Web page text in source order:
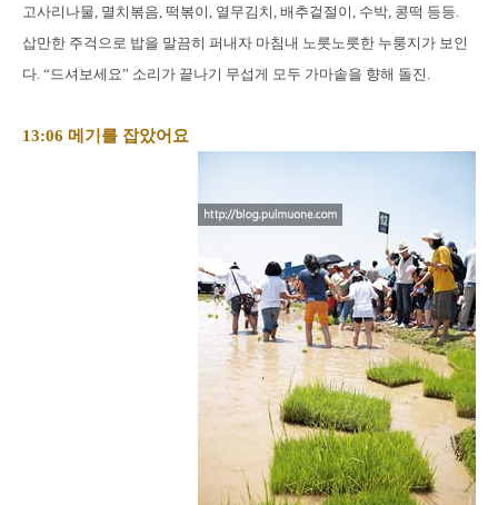
고사리나물, 멸치볶음, 떡볶이, 열무김치, 배추겉절이, 수박, 콩떡 등등.
삽만한 주걱으로 밥을 말끔히 퍼내자 마침내 노릇노릇한 누룽지가 보인
다. “드셔보세요” 소리가 끝나기 무섭게 모두 가마솥을 향해 돌진.
13:06 메기를 잡았어요